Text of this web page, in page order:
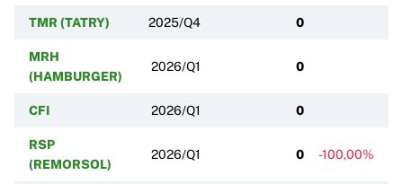
TMR (TATRY) 2025/Q4 0
MRH
(HAMBURGER)
2026/Q1 0
CFI 2026/Q1 0
RSP
(REMORSOL)
2026/Q1 0 -100,00%